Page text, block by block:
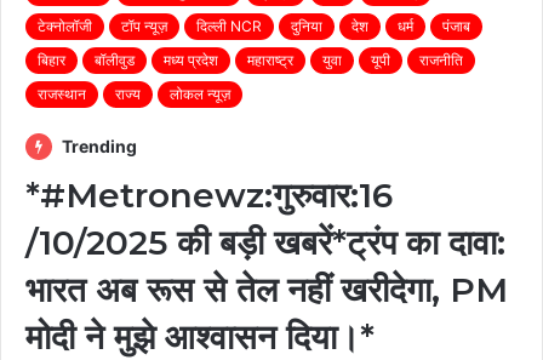
टेक्नोलॉजी
टॉप न्यूज़ दिल्ली NCR दुनिया देश धर्म
पंजाब
बिहार
बॉलीवुड मध्य प्रदेश महाराष्ट्र युवा यूपी
राजनीति
राजस्थान
राज्य लोकल न्यूज़
Trending
*#Metronewz:गुरुवार:16
/10/2025 की बड़ी खबरें*ट्रंप का दावा:
भारत अब रूस से तेल नहीं खरीदेगा, PM
मोदी ने मुझे आश्वासन दिया।*